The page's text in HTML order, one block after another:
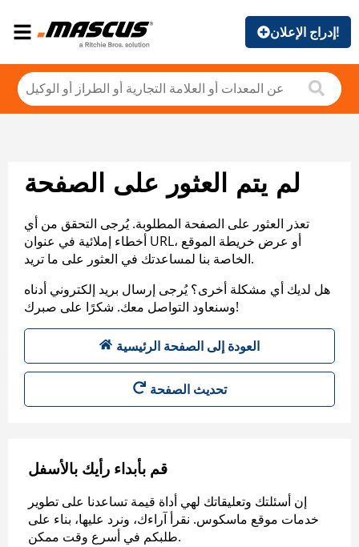
إدراج الإعلان!
لم يتم العثور على الصفحة
تعذر العثور على الصفحة المطلوبة. يُرجى التحقق من أي
أخطاء إملائية في عنوان URL، أو عرض خريطة الموقع
الخاصة بنا لمساعدتك في العثور على ما تريد.
هل لديك أي مشكلة أخرى؟ يُرجى إرسال بريد إلكتروني أدناه
وسنعاود التواصل معك. شكرًا على صبرك!
العودة إلى الصفحة الرئيسية
تحديث الصفحة
قم بأبداء رأيك بالأسفل
إن أسئلتك وتعليقاتك لهي أداة قيمة تساعدنا على تطوير
خدمات موقع ماسكوس. نقرأ آراءك، ونرد عليها، بناء على
طلبكم في أسرع وقت ممكن.